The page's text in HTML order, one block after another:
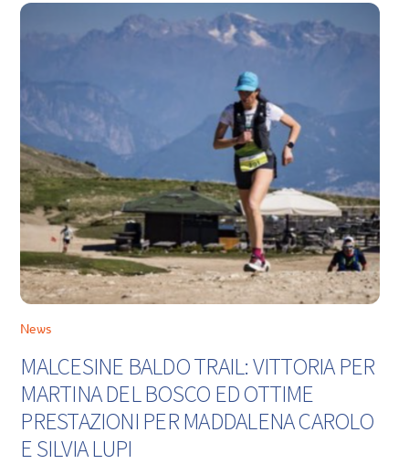
News
MALCESINE BALDO TRAIL: VITTORIA PER
MARTINA DEL BOSCO ED OTTIME
PRESTAZIONI PER MADDALENA CAROLO
E SILVIA LUPI